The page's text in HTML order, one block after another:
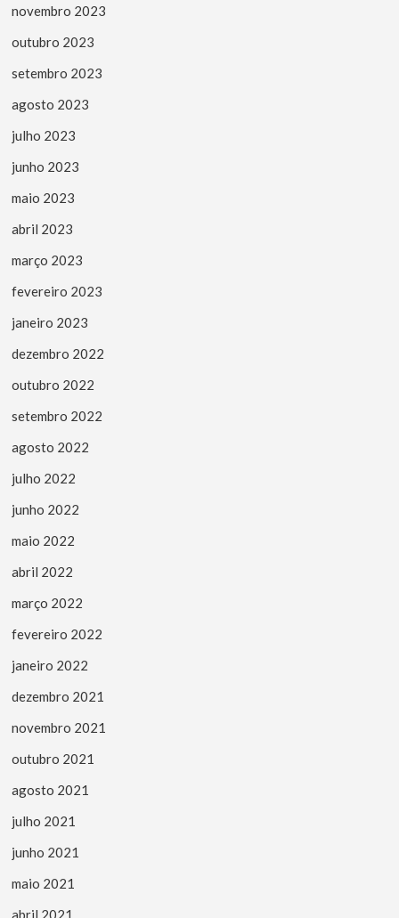
novembro 2023
outubro 2023
setembro 2023
agosto 2023
julho 2023
junho 2023
maio 2023
abril 2023
março 2023
fevereiro 2023
janeiro 2023
dezembro 2022
outubro 2022
setembro 2022
agosto 2022
julho 2022
junho 2022
maio 2022
abril 2022
março 2022
fevereiro 2022
janeiro 2022
dezembro 2021
novembro 2021
outubro 2021
agosto 2021
julho 2021
junho 2021
maio 2021
abril 2021